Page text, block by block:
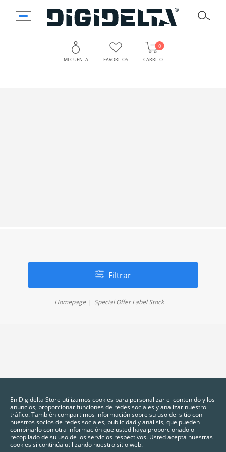
MI CUENTA FAVORITOS CARRITO
0
Filtrar
Homepage Special Offer Label Stock
En Digidelta Store utilizamos cookies para personalizar el contenido y los
anuncios, proporcionar funciones de redes sociales y analizar nuestro
tráfico. También compartimos información sobre su uso del sitio con
nuestros socios de redes sociales, publicidad y análisis, que pueden
combinarlo con otra información que usted haya proporcionado o
recopilado de su uso de los servicios respectivos. Usted acepta nuestras
cookies si continúa utilizando nuestro sitio web.